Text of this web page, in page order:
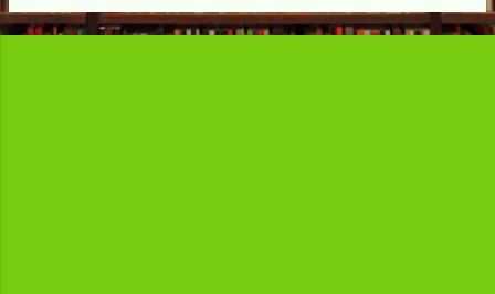
c
l